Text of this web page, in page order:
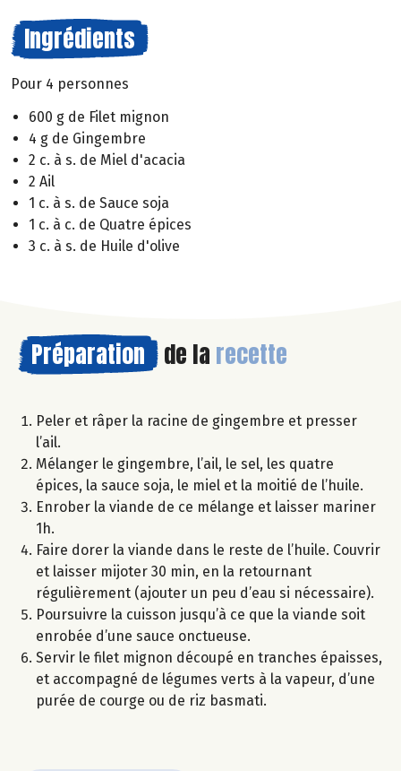
Ingrédients
Pour 4 personnes
600 g de Filet mignon
4 g de Gingembre
2 c. à s. de Miel d'acacia
2 Ail
1 c. à s. de Sauce soja
1 c. à c. de Quatre épices
3 c. à s. de Huile d'olive
Préparation de la recette
Peler et râper la racine de gingembre et presser
l’ail.
Mélanger le gingembre, l’ail, le sel, les quatre
épices, la sauce soja, le miel et la moitié de l’huile.
Enrober la viande de ce mélange et laisser mariner
1h.
Faire dorer la viande dans le reste de l’huile. Couvrir
et laisser mijoter 30 min, en la retournant
régulièrement (ajouter un peu d’eau si nécessaire).
Poursuivre la cuisson jusqu’à ce que la viande soit
enrobée d’une sauce onctueuse.
Servir le filet mignon découpé en tranches épaisses,
et accompagné de légumes verts à la vapeur, d’une
purée de courge ou de riz basmati.